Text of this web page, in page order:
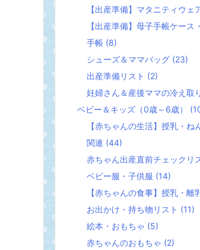
【出産準備】マタニティウェ
【出産準備】母子手帳ケース
手帳 (8)
シューズ＆ママバッグ (23)
出産準備リスト (2)
妊婦さん＆産後ママの冷え取
ベビー＆キッズ（0歳～6歳）
【赤ちゃんの生活】授乳・ね
関連 (44)
赤ちゃん出産直前チェックリ
ベビー服・子供服 (14)
【赤ちゃんの食事】授乳・離
お出かけ・持ち物リスト (11)
絵本・おもちゃ (5)
赤ちゃんのおもちゃ (2)